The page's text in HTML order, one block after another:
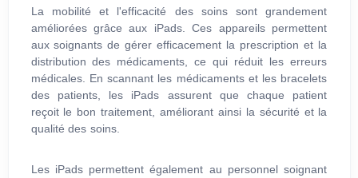
La mobilité et l'efficacité des soins sont grandement
améliorées grâce aux iPads. Ces appareils permettent
aux soignants de gérer efficacement la prescription et la
distribution des médicaments, ce qui réduit les erreurs
médicales. En scannant les médicaments et les bracelets
des patients, les iPads assurent que chaque patient
reçoit le bon traitement, améliorant ainsi la sécurité et la
qualité des soins.
Les iPads permettent également au personnel soignant